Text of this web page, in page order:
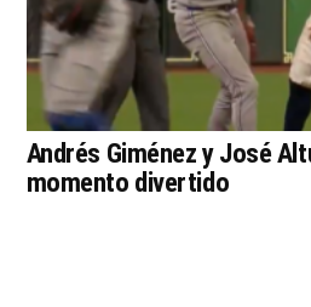
Andrés Giménez y José
momento divertido